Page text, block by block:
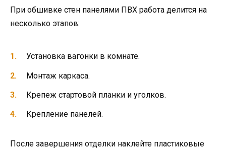
При обшивке стен панелями ПВХ работа делится на
несколько этапов:
Установка вагонки в комнате.
Монтаж каркаса.
Крепеж стартовой планки и уголков.
Крепление панелей.
После завершения отделки наклейте пластиковые